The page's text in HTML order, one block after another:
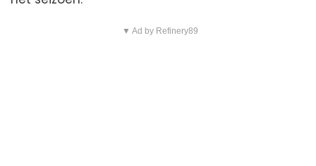
▼ Ad by Refinery89